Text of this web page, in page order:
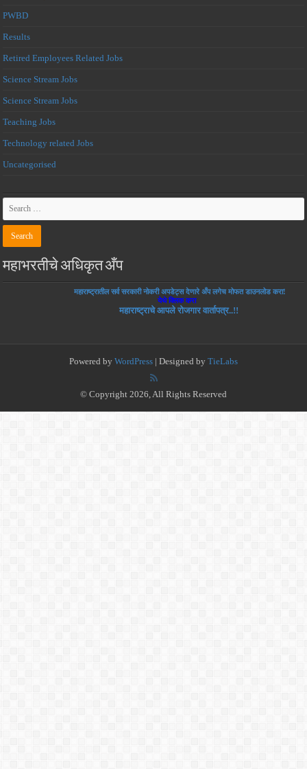
PWBD
Results
Retired Employees Related Jobs
Science Stream Jobs
Science Stream Jobs
Teaching Jobs
Technology related Jobs
Uncategorised
महाभरतीचे अधिकृत अँप
महाराष्ट्रातील सर्व सरकारी नोकरी अपडेट्स देणारे अँप लगेच मोफत डाउनलोड करा!
येथे क्लिक करा
महाराष्ट्राचे आपले रोजगार वार्तापत्र..!!
Powered by WordPress | Designed by TieLabs
© Copyright 2026, All Rights Reserved